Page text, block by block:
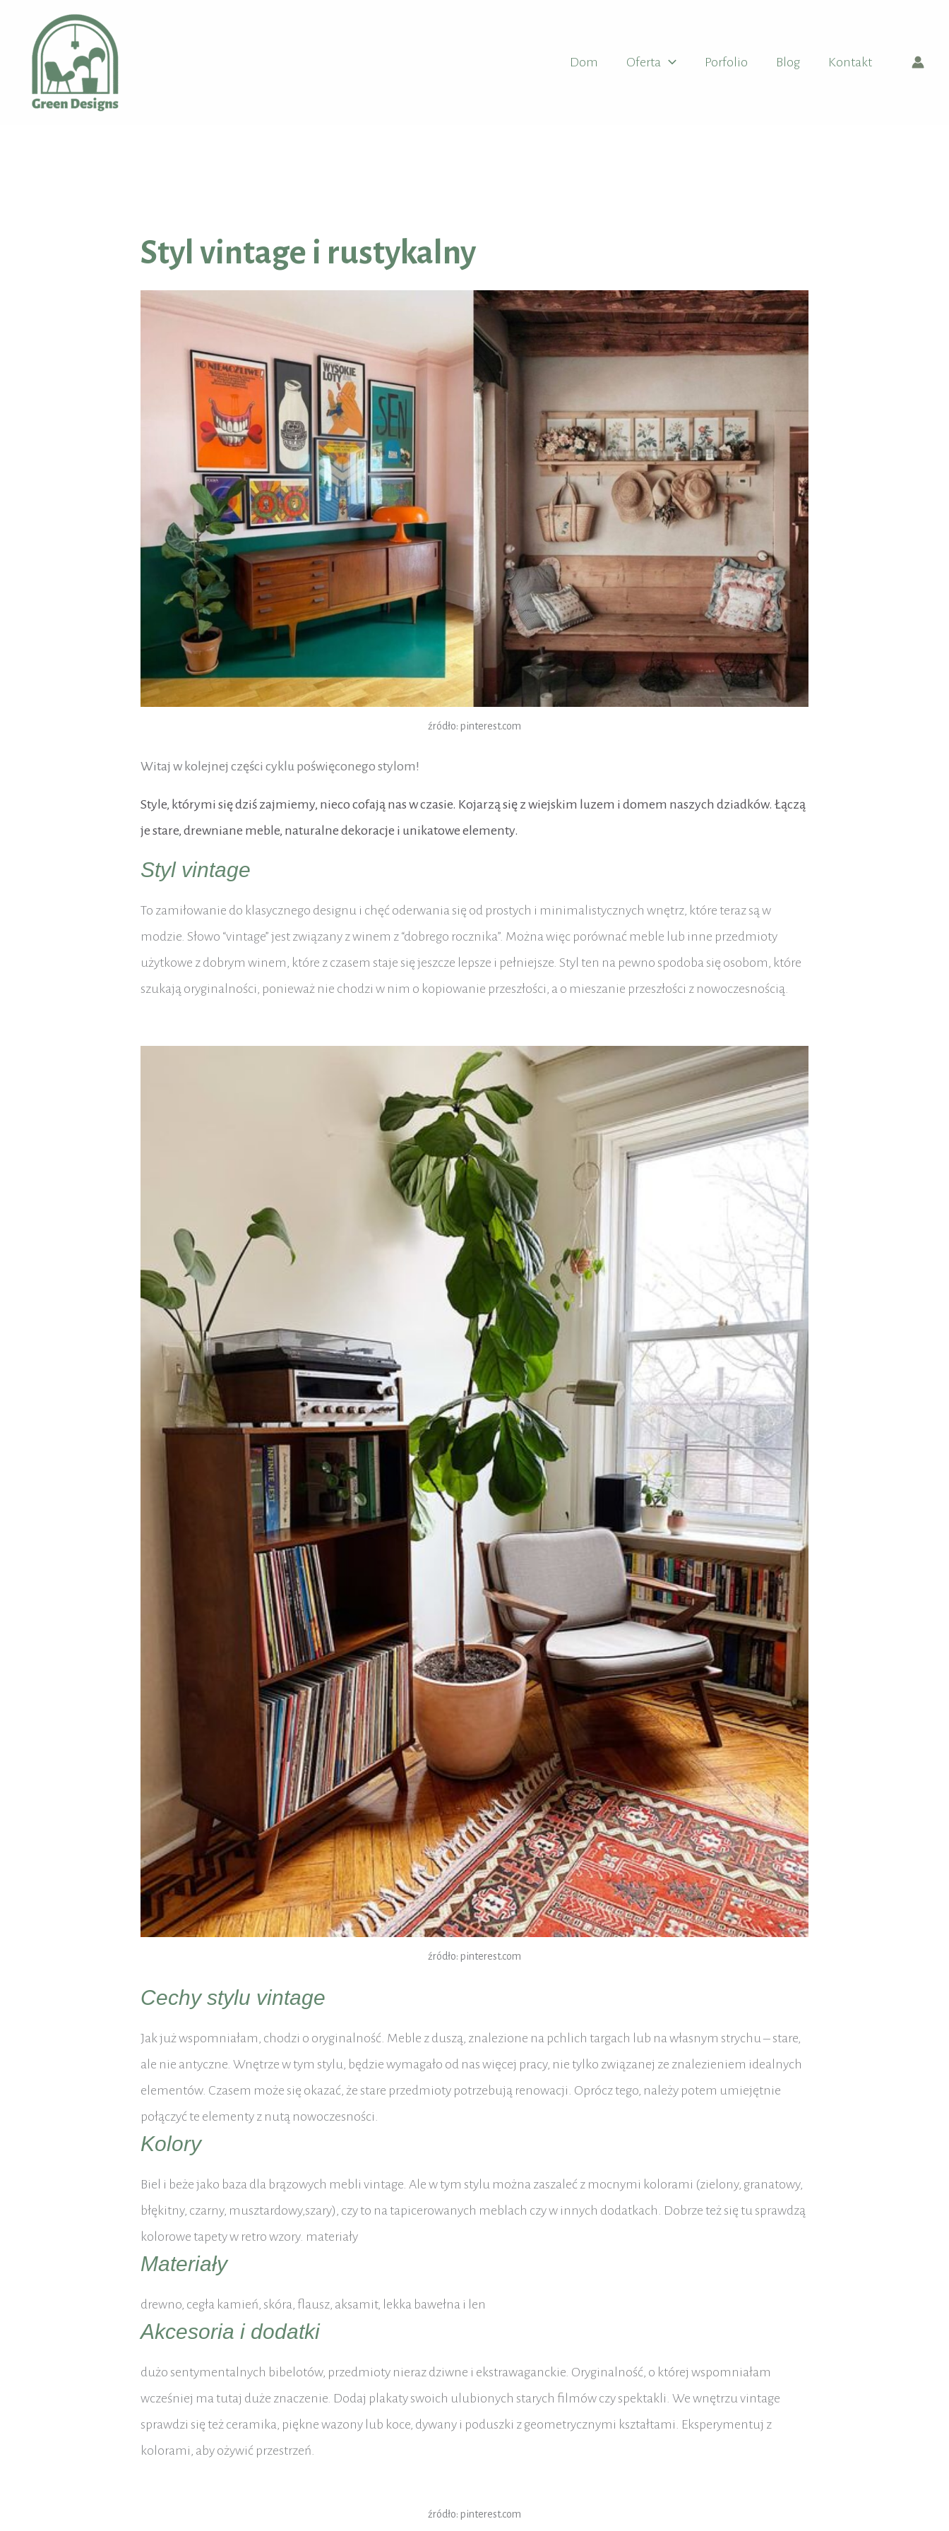
Dom Oferta Porfolio Blog Kontakt
Styl vintage i rustykalny
źródło: pinterest.com
Witaj w kolejnej części cyklu poświęconego stylom!
Style, którymi się dziś zajmiemy, nieco cofają nas w czasie. Kojarzą się z wiejskim luzem i domem naszych dziadków. Łączą
je stare, drewniane meble, naturalne dekoracje i unikatowe elementy.
Styl vintage
To zamiłowanie do klasycznego designu i chęć oderwania się od prostych i minimalistycznych wnętrz, które teraz są w
modzie. Słowo “vintage” jest związany z winem z “dobrego rocznika”. Można więc porównać meble lub inne przedmioty
użytkowe z dobrym winem, które z czasem staje się jeszcze lepsze i pełniejsze. Styl ten na pewno spodoba się osobom, które
szukają oryginalności, ponieważ nie chodzi w nim o kopiowanie przeszłości, a o mieszanie przeszłości z nowoczesnością.
źródło: pinterest.com
Cechy stylu vintage
Jak już wspomniałam, chodzi o oryginalność. Meble z duszą, znalezione na pchlich targach lub na własnym strychu – stare,
ale nie antyczne. Wnętrze w tym stylu, będzie wymagało od nas więcej pracy, nie tylko związanej ze znalezieniem idealnych
elementów. Czasem może się okazać, że stare przedmioty potrzebują renowacji. Oprócz tego, należy potem umiejętnie
połączyć te elementy z nutą nowoczesności.
Kolory
Biel i beże jako baza dla brązowych mebli vintage. Ale w tym stylu można zaszaleć z mocnymi kolorami (zielony, granatowy,
błękitny, czarny, musztardowy,szary), czy to na tapicerowanych meblach czy w innych dodatkach. Dobrze też się tu sprawdzą
kolorowe tapety w retro wzory. materiały
Materiały
drewno, cegła kamień, skóra, flausz, aksamit, lekka bawełna i len
Akcesoria i dodatki
dużo sentymentalnych bibelotów, przedmioty nieraz dziwne i ekstrawaganckie. Oryginalność, o której wspomniałam
wcześniej ma tutaj duże znaczenie. Dodaj plakaty swoich ulubionych starych filmów czy spektakli. We wnętrzu vintage
sprawdzi się też ceramika, piękne wazony lub koce, dywany i poduszki z geometrycznymi kształtami. Eksperymentuj z
kolorami, aby ożywić przestrzeń.
źródło: pinterest.com